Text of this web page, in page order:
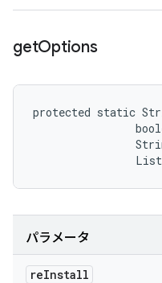
getOptions
protected static
パラメータ
reInstall